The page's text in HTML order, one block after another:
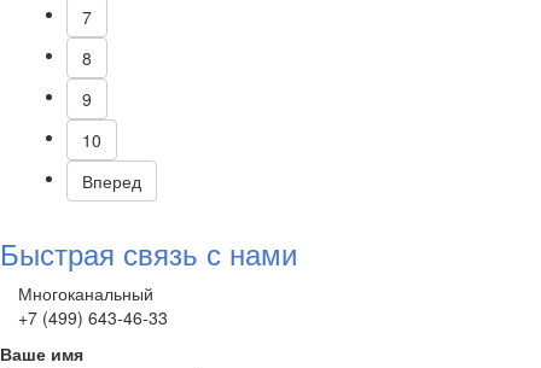
7
8
9
10
Вперед
Быстрая связь с нами
Многоканальный
+7 (499) 643-46-33
Ваше имя